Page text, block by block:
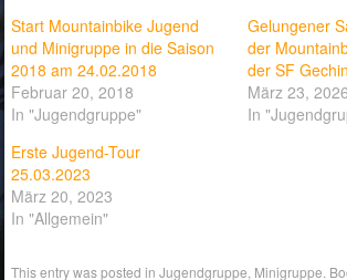
Start Mountainbike Jugend
und Minigruppe in die Saison
2018 am 24.02.2018
Februar 20, 2018
In "Jugendgruppe"
Gelungener
der
der SF
März 23, 2026
In
Erste Jugend-Tour
25.03.2023
März 20, 2023
In "Allgemein"
This entry was posted inJugendgruppe Minigruppe .